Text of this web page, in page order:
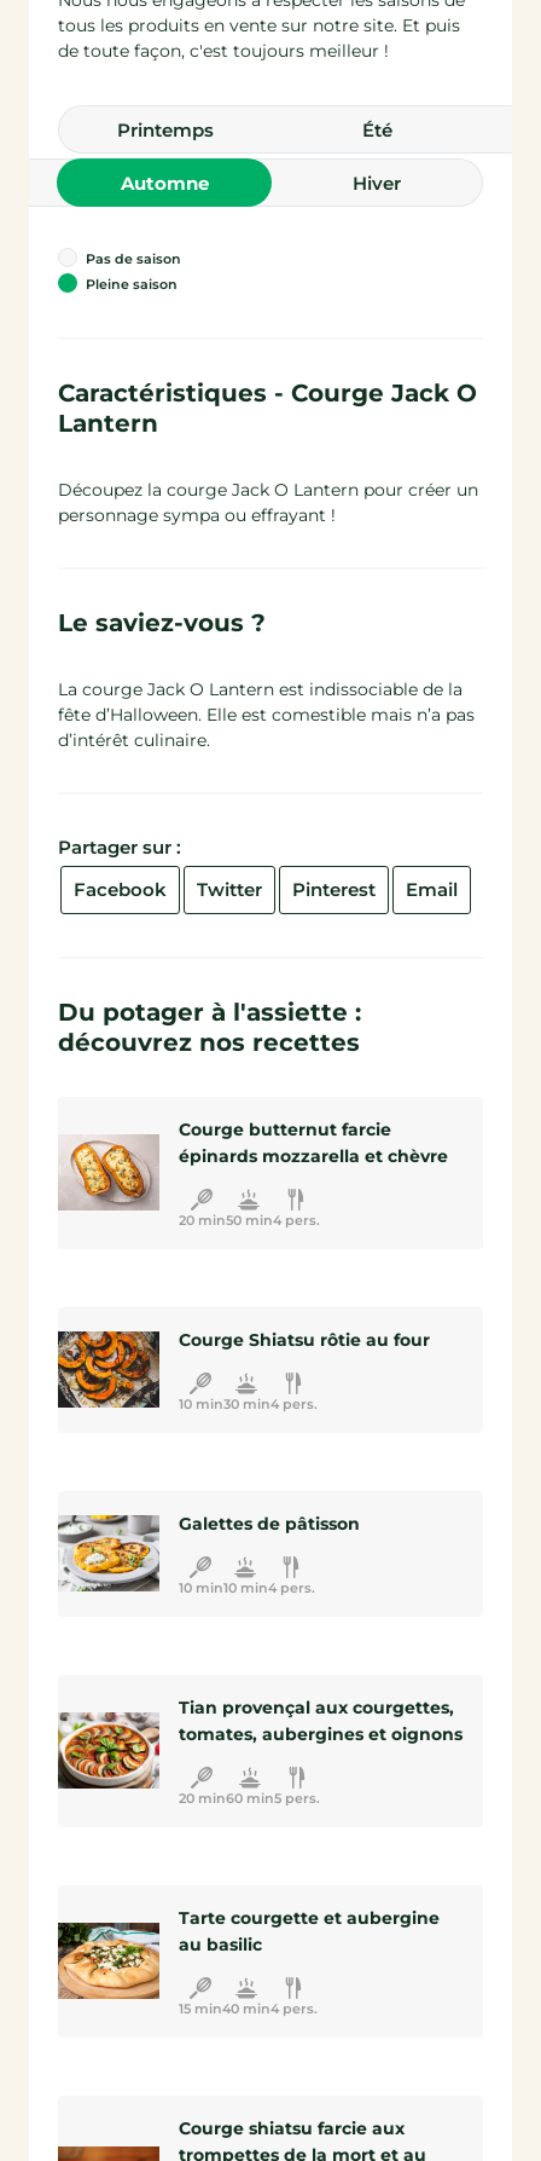
tous les produits en vente sur notre site. Et puis
de toute façon, c'est toujours meilleur !
printemps été
automne hiver
Pas de saison
Pleine saison
Caractéristiques - Courge Jack O
Lantern
Découpez la courge Jack O Lantern pour créer un
personnage sympa ou effrayant !
Le saviez-vous ?
La courge Jack O Lantern est indissociable de la
fête d’Halloween. Elle est comestible mais n’a pas
d’intérêt culinaire.
Partager sur :
Facebook
Twitter Pinterest Email
Du potager à l'assiette :
découvrez nos recettes
Courge butternut farcie
épinards mozzarella et chèvre
20 min50 min4 pers.
Courge Shiatsu rôtie au four
10 min30 min4 pers.
Galettes de pâtisson
10 min10 min4 pers.
Tian provençal aux courgettes,
tomates, aubergines et oignons
20 min60 min5 pers.
Tarte courgette et aubergine
au basilic
15 min40 min4 pers.
Courge shiatsu farcie aux
trompettes de la mort et au